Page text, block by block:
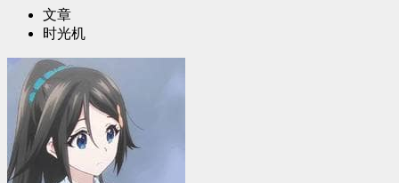
文章
时光机